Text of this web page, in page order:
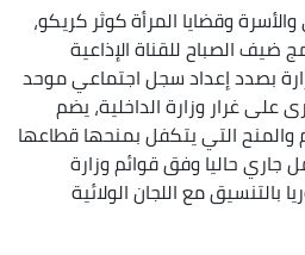
وقضايا المرأة كوثر كريكو،
الصباح للقناة الإذاعية
بصدد إعداد سجل اجتماعي موحد
غرار وزارة الداخلية، يضم
التي يتكفل بمنحها قطاعها
حاليا وفق قوائم وزارة
بالتنسيق مع اللجان الولائية